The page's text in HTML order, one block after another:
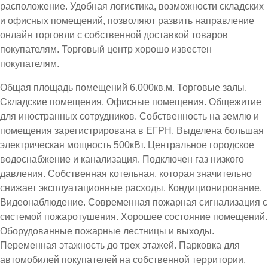
расположение. Удобная логистика, возможности складских
и офисных помещений, позволяют развить направление
онлайн торговли с собственной доставкой товаров
покупателям. Торговый центр хорошо известен
покупателям.
Общая площадь помещений 6.000кв.м. Торговые залы.
Складские помещения. Офисные помещения. Общежитие
для иностранных сотрудников. Собственность на землю и
помещения зарегистрирована в ЕГРН. Выделена большая
электрическая мощность 500кВт. Центральное городское
водоснабжение и канализация. Подключен газ низкого
давления. Собственная котельная, которая значительно
снижает эксплуатационные расходы. Кондиционирование.
Видеонаблюдение. Современная пожарная сигнализация с
системой пожаротушения. Хорошее состояние помещений.
Оборудованные пожарные лестницы и выходы.
Переменная этажность до трех этажей. Парковка для
автомобилей покупателей на собственной территории.